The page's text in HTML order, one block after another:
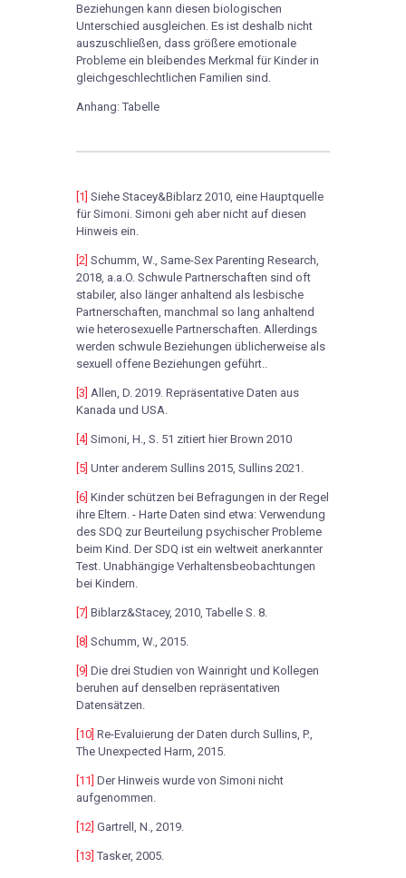
Beziehungen kann diesen biologischen
Unterschied ausgleichen. Es ist deshalb nicht
auszuschließen, dass größere emotionale
Probleme ein bleibendes Merkmal für Kinder in
gleichgeschlechtlichen Familien sind.
Anhang: Tabelle
[1] Siehe Stacey&Biblarz 2010, eine Hauptquelle
für Simoni. Simoni geh aber nicht auf diesen
Hinweis ein.
[2] Schumm, W., Same-Sex Parenting Research,
2018, a.a.O. Schwule Partnerschaften sind oft
stabiler, also länger anhaltend als lesbische
Partnerschaften, manchmal so lang anhaltend
wie heterosexuelle Partnerschaften. Allerdings
werden schwule Beziehungen üblicherweise als
sexuell offene Beziehungen geführt..
[3] Allen, D. 2019. Repräsentative Daten aus
Kanada und USA.
[4] Simoni, H., S. 51 zitiert hier Brown 2010
[5] Unter anderem Sullins 2015, Sullins 2021.
[6] Kinder schützen bei Befragungen in der Regel
ihre Eltern. - Harte Daten sind etwa: Verwendung
des SDQ zur Beurteilung psychischer Probleme
beim Kind. Der SDQ ist ein weltweit anerkannter
Test. Unabhängige Verhaltensbeobachtungen
bei Kindern.
[7] Biblarz&Stacey, 2010, Tabelle S. 8.
[8] Schumm, W., 2015.
[9] Die drei Studien von Wainright und Kollegen
beruhen auf denselben repräsentativen
Datensätzen.
[10] Re-Evaluierung der Daten durch Sullins, P.,
The Unexpected Harm, 2015.
[11] Der Hinweis wurde von Simoni nicht
aufgenommen.
[12] Gartrell, N., 2019.
[13] Tasker, 2005.